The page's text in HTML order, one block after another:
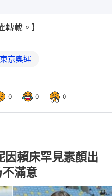
轉載。】
東京奧運
0 0 0
因賴床罕見素顏出
滿意